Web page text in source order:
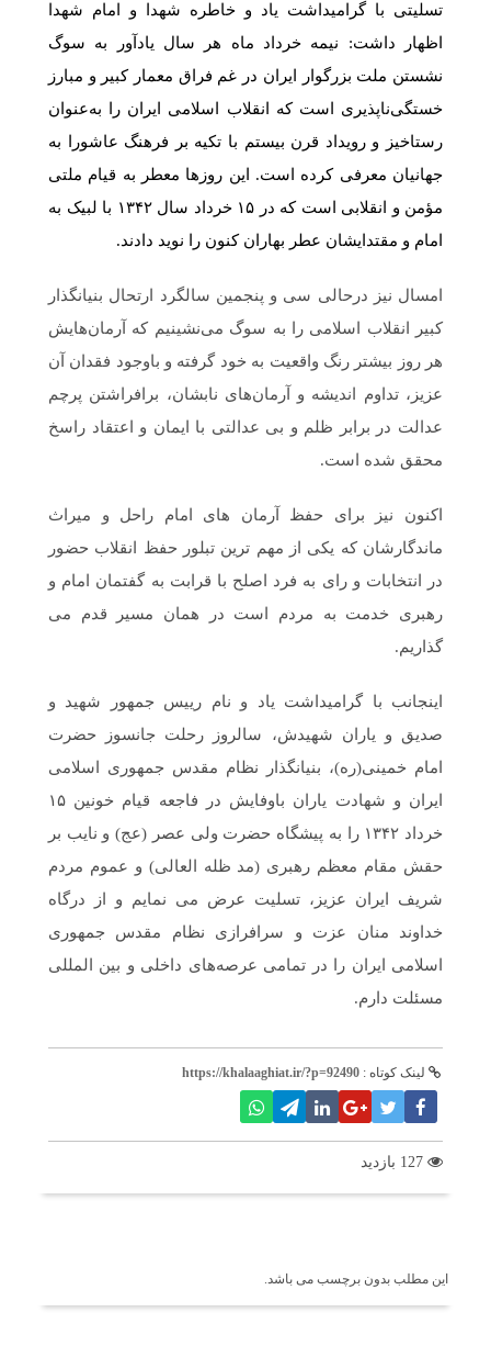
تسلیتی با گرامیداشت یاد و خاطره شهدا و امام شهدا
اظهار داشت: نیمه خرداد ماه هر سال یادآور به سوگ
نشستن ملت بزرگوار ایران در غم فراق معمار کبیر و مبارز
خستگی‌ناپذیری است که انقلاب اسلامی ایران را به‌عنوان
رستاخیز و رویداد قرن بیستم با تکیه بر فرهنگ عاشورا به
جهانیان معرفی کرده است. این روزها معطر به قیام ملتی
مؤمن و انقلابی است که در ۱۵ خرداد سال ۱۳۴۲ با لبیک به
امام و مقتدایشان عطر بهاران کنون را نوید دادند.
امسال نیز درحالی سی و پنجمین سالگرد ارتحال بنیانگذار
کبیر انقلاب اسلامی را به سوگ می‌نشینیم که آرمان‌هایش
هر روز بیشتر رنگ واقعیت به خود گرفته و باوجود فقدان آن
عزیز، تداوم اندیشه و آرمان‌های نابشان، برافراشتن پرچم
عدالت در برابر ظلم و بی عدالتی با ایمان و اعتقاد راسخ
محقق شده است.
اکنون نیز برای حفظ آرمان های امام راحل و میراث
ماندگارشان که یکی از مهم ترین تبلور حفظ انقلاب حضور
در انتخابات و رای به فرد اصلح با قرابت به گفتمان امام و
رهبری خدمت به مردم است در همان مسیر قدم می
گذاریم.
اینجانب با گرامیداشت یاد و نام رییس جمهور شهید و
صدیق و یاران شهیدش، سالروز رحلت جانسوز حضرت
امام خمینی(ره)، بنیانگذار نظام مقدس جمهوری اسلامی
ایران و شهادت یاران باوفایش در فاجعه قیام خونین ۱۵
خرداد ۱۳۴۲ را به پیشگاه حضرت ولی عصر (عج) و نایب بر
حقش مقام معظم رهبری (مد ظله العالی) و عموم مردم
شریف ایران عزیز، تسلیت عرض می نمایم و از درگاه
خداوند منان عزت و سرافرازی نظام مقدس جمهوری
اسلامی ایران را در تمامی عرصه‌های داخلی و بین المللی
مسئلت دارم.
لینک کوتاه : https://khalaaghiat.ir/?p=92490
این مطلب بدون برچسب می باشد.